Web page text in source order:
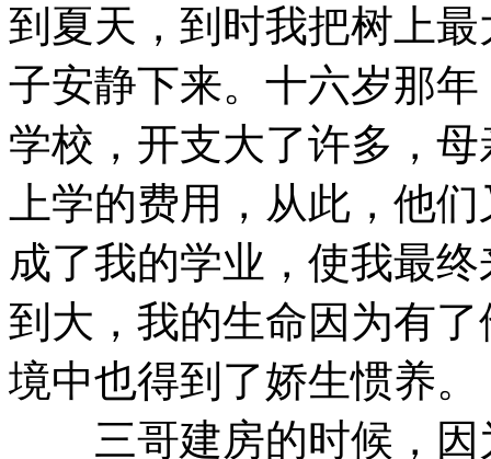
到夏天，到时我把树上
子安静下来。十六岁那
学校，开支大了许多，
上学的费用，从此，他
成了我的学业，使我最
到大，我的生命因为有
境中也得到了娇生惯养。
三哥建房的时候，因